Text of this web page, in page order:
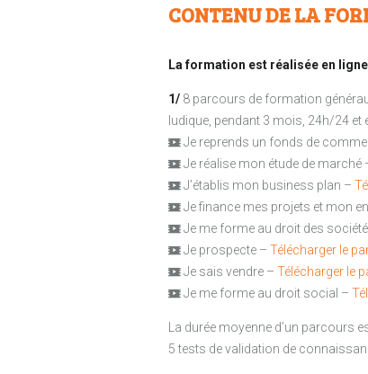
CONTENU DE LA
La formation est réalisée en
1/ 8 parcours de formation
ludique, pendant 3 mois, 24h/24 et
Je reprends un fonds de
Je réalise mon étude de marché
J’établis mon business plan –
Je finance mes projets et mon
Je me forme au droit des
Je prospecte – Télécharger le
Je sais vendre – Télécharger le
Je me forme au droit social –
La durée moyenne d’un
5 tests de validation de